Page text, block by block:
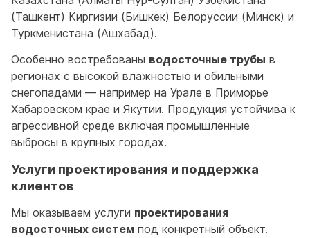
(Ташкент) Киргизии (Бишкек) Белоруссии (Минск) и
Туркменистана (Ашхабад).
Особенно востребованы водосточные трубы в
регионах с высокой влажностью и обильными
снегопадами — например на Урале в Приморье
Хабаровском крае и Якутии. Продукция устойчива к
агрессивной среде включая промышленные
выбросы в крупных городах.
Услуги проектирования и поддержка
клиентов
Мы оказываем услуги проектирования
водосточных систем под конкретный объект.